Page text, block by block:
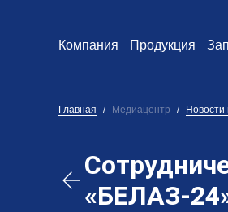
Компания Продукция
Главная Медиацентр Новости
«БЕЛАЗ-